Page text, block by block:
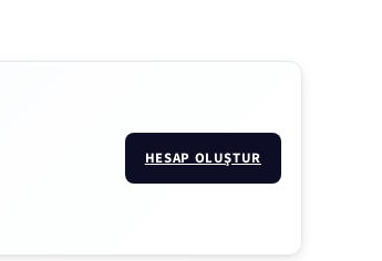
HESAP OLUŞTUR